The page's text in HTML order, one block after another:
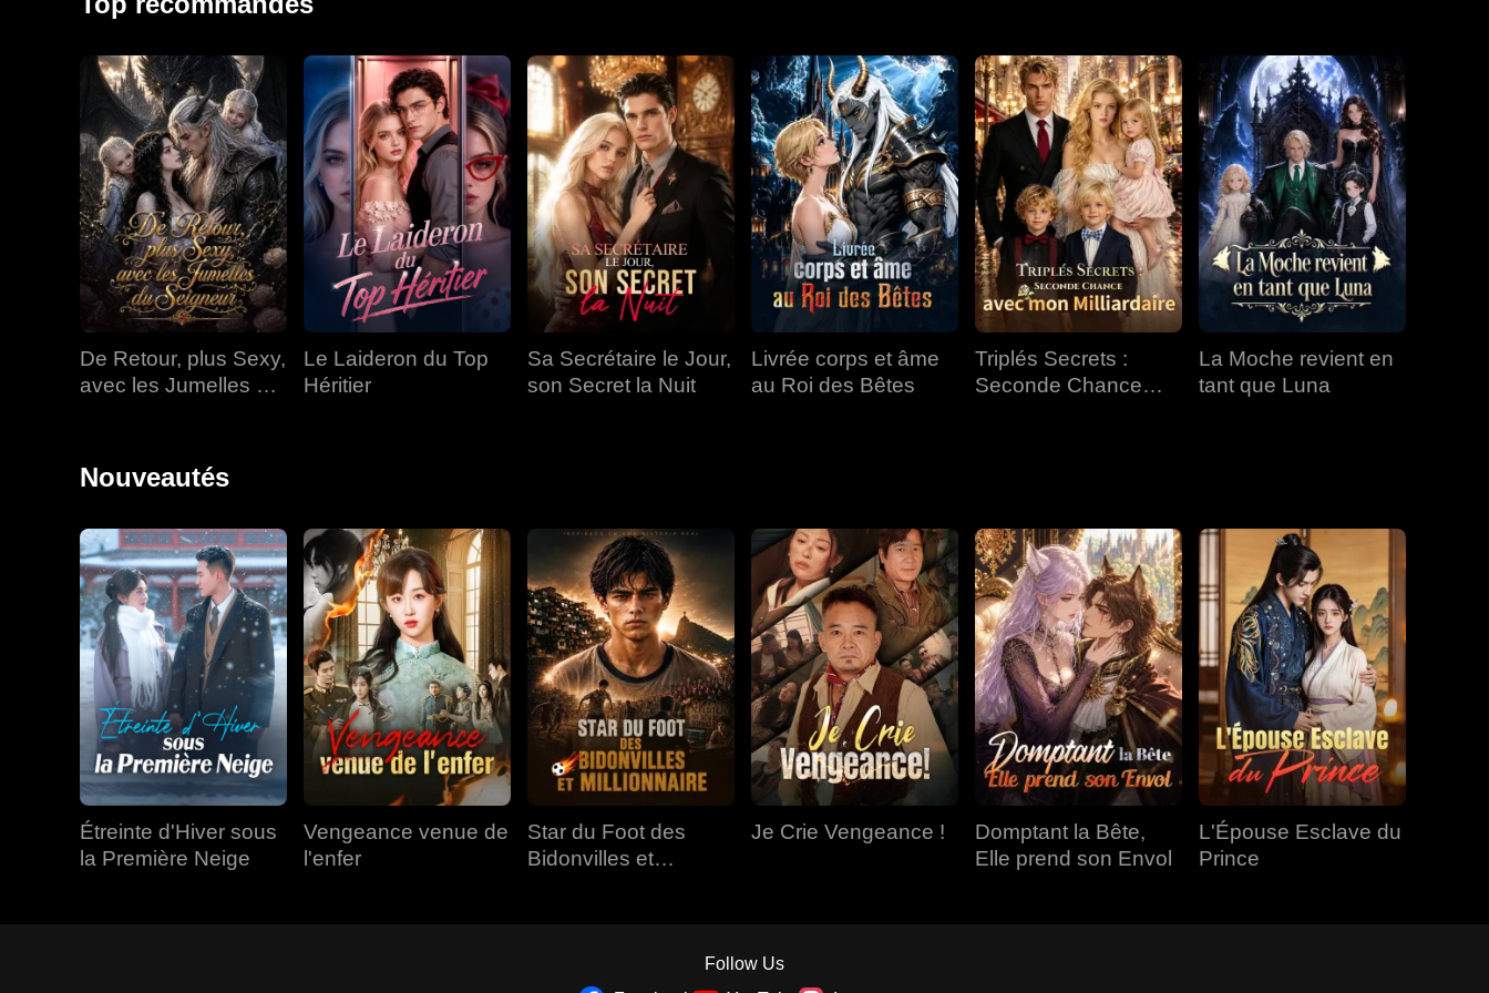
EP 34 EP 35 EP 36
EP 37 EP 38 EP 39
EP 40
De Retour, plus Sexy,
avec les Jumelles du
Le Laideron du Top
Héritier
Sa Secrétaire le Jour,
son Secret la Nuit
Livrée corps et âme
au Roi des Bêtes
Triplés Secrets :
Seconde Chance
La Moche revient en
tant que Luna
Nouveautés
Étreinte d'Hiver sous
la Première Neige
Vengeance venue de
l'enfer
Star du Foot des
Bidonvilles et
Je Crie Vengeance !
Domptant la Bête,
Elle prend son Envol
L'Épouse Esclave du
Prince
Follow Us